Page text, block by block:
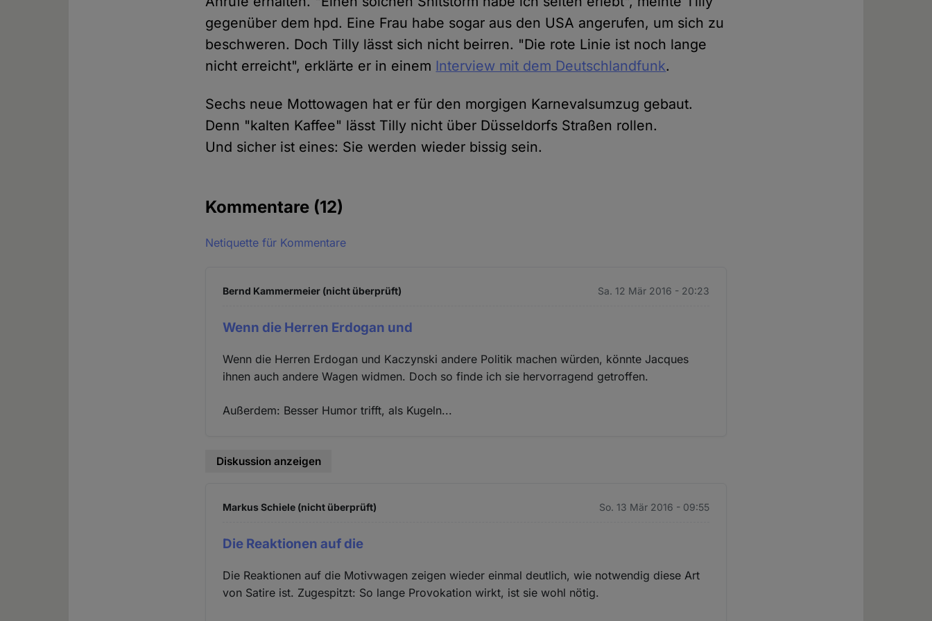
gegenüber dem hpd. Eine Frau habe sogar aus den USA angerufen, um sich zu
beschweren. Doch Tilly lässt sich nicht beirren. "Die rote Linie ist noch lange
nicht erreicht", erklärte er in einem Interview mit dem Deutschlandfunk.
Sechs neue Mottowagen hat er für den morgigen Karnevalsumzug gebaut.
Denn "kalten Kaffee" lässt Tilly nicht über Düsseldorfs Straßen rollen.
Und sicher ist eines: Sie werden wieder bissig sein.
Kommentare (12)
Netiquette für Kommentare
Bernd Kammermeier (nicht überprüft) Sa. 12 Mär 2016 - 20:23
Wenn die Herren Erdogan und
Wenn die Herren Erdogan und Kaczynski andere Politik machen würden, könnte Jacques
ihnen auch andere Wagen widmen. Doch so finde ich sie hervorragend getroffen.
Außerdem: Besser Humor trifft, als Kugeln...
Diskussion anzeigen
Markus Schiele (nicht überprüft) So. 13 Mär 2016 - 09:55
Die Reaktionen auf die
Die Reaktionen auf die Motivwagen zeigen wieder einmal deutlich, wie notwendig diese Art
von Satire ist. Zugespitzt: So lange Provokation wirkt, ist sie wohl nötig.